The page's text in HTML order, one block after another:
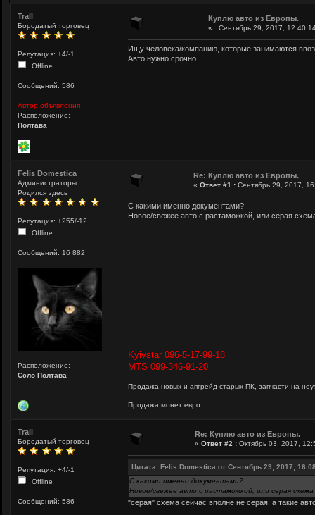
Trall
Бородатый торговец
Репутация: +4/-1
Offline
Сообщений: 586
Автор объявления
Расположение:
Полтава
Куплю авто из Европы.
« : Сентябрь 29, 2017,
Ищу человека/компанию, которые занимаются
Авто нужно срочно.
Felis Domestica
Администраторы
Родился здесь
Репутация: +255/-12
Offline
Сообщений: 16 882
Расположение:
Сєло Полтава
Re: Куплю авто из Европы.
« Ответ #1 : Сентябрь 29, 2017,
С какими именно документами?
Новое/свежее авто с растаможкой, или серая
Kyivstar 096-5-17-99-18
MTS 099-346-91-20
Продажа новых и апгрейд старых ПК, запчасти на
Продажа монет евро
Trall
Бородатый торговец
Репутация: +4/-1
Offline
Сообщений: 586
Re: Куплю авто из Европы.
« Ответ #2 : Октябрь 03, 2017,
Цитата: Felis Domestica от Сентябрь 29, 2017,
С какими именно документами?
Новое/свежее авто с растаможкой, или серая
"серая" схема сейчас вполне не серая, а такие